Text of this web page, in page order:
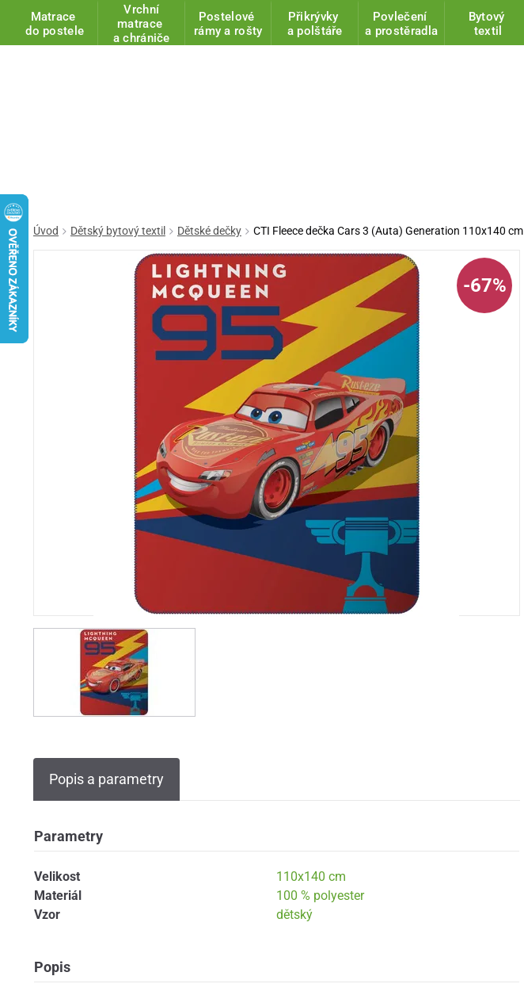
Matrace
do postele
Vrchní
matrace
a chrániče
Postelové
rámy a rošty
Přikrývky
a polštáře
Povlečení
a prostěradla
Bytový
textil
Úvod Dětský bytový textil Dětské dečky CTI Fleece dečka Cars 3 (Auta) Generation 110x140 cm
-67%
Popis a parametry
Parametry
Velikost
110x140 cm
Materiál
100 % polyester
Vzor
dětský
Popis